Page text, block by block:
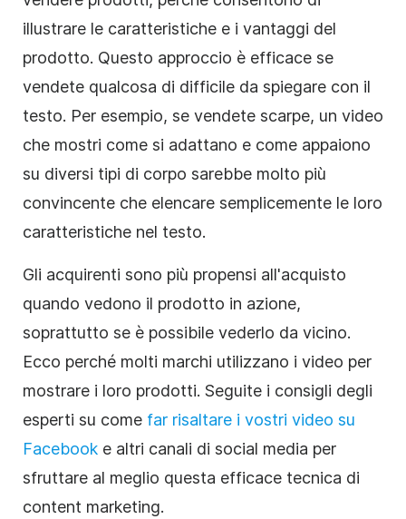
illustrare le caratteristiche e i vantaggi del
prodotto. Questo approccio è efficace se
vendete qualcosa di difficile da spiegare con il
testo. Per esempio, se vendete scarpe, un video
che mostri come si adattano e come appaiono
su diversi tipi di corpo sarebbe molto più
convincente che elencare semplicemente le loro
caratteristiche nel testo.
Gli acquirenti sono più propensi all'acquisto
quando vedono il prodotto in azione,
soprattutto se è possibile vederlo da vicino.
Ecco perché molti marchi utilizzano i video per
mostrare i loro prodotti. Seguite i consigli degli
esperti su come far risaltare i vostri video su
Facebook e altri canali di social media per
sfruttare al meglio questa efficace tecnica di
content marketing.